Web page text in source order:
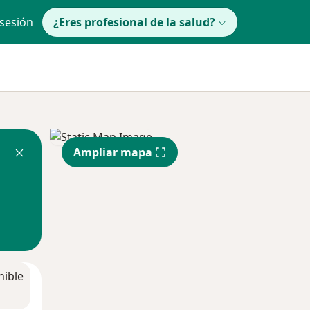
¿Eres profesional de la salud?
Ampliar mapa